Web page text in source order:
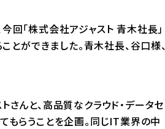
回「株式会社アジャスト 青木社長」
とができました。青木社長、谷口様、
んと、高品質なクラウド・データセ
もらうことを企画。同じIT業界の中